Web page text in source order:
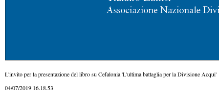
L'invito per la presentazione del libro su Cefalonia 'L'ultima battaglia per la Divisione Acqui'
04/07/2019 16.18.53